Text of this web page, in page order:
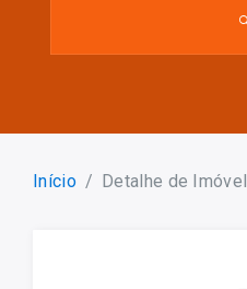
Início Detalhe de Imóvel